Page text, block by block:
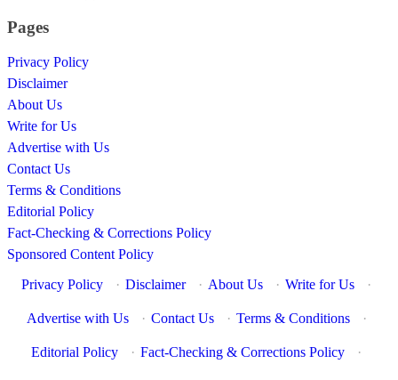
Pages
Privacy Policy
Disclaimer
About Us
Write for Us
Advertise with Us
Contact Us
Terms & Conditions
Editorial Policy
Fact-Checking & Corrections Policy
Sponsored Content Policy
Privacy Policy
· Disclaimer · About Us · Write for Us ·
Advertise with Us · Contact Us · Terms & Conditions ·
Editorial Policy · Fact-Checking & Corrections Policy ·